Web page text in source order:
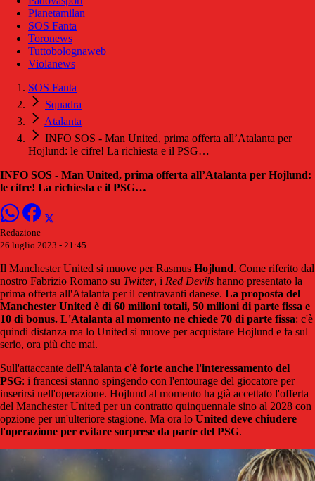
Pianetamilan
SOS Fanta
Toronews
Tuttobolognaweb
Violanews
SOS Fanta
Squadra
Atalanta
INFO SOS - Man United, prima offerta all’Atalanta per
Hojlund: le cifre! La richiesta e il PSG…
INFO SOS - Man United, prima offerta all’Atalanta per Hojlund:
le cifre! La richiesta e il PSG…
Redazione
26 luglio 2023 - 21:45
Il Manchester United si muove per Rasmus Hojlund. Come riferito dal
nostro Fabrizio Romano su Twitter, i Red Devils hanno presentato la
prima offerta all'Atalanta per il centravanti danese. La proposta del
Manchester United è di 60 milioni totali, 50 milioni di parte fissa e
10 di bonus. L'Atalanta al momento ne chiede 70 di parte fissa: c'è
quindi distanza ma lo United si muove per acquistare Hojlund e fa sul
serio, ora più che mai.
Sull'attaccante dell'Atalanta c'è forte anche l'interessamento del
PSG: i francesi stanno spingendo con l'entourage del giocatore per
inserirsi nell'operazione. Hojlund al momento ha già accettato l'offerta
del Manchester United per un contratto quinquennale sino al 2028 con
opzione per un'ulteriore stagione. Ma ora lo United deve chiudere
l'operazione per evitare sorprese da parte del PSG.